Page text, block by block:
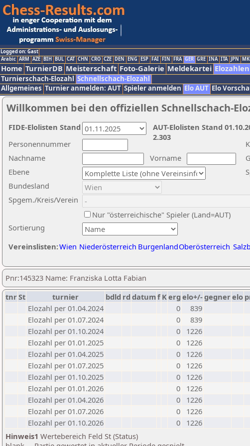
Logged on: Gast
Arabic ARM AZE BIH BUL CAT CHN CRO CZE DEN ENG ESP FAI FIN FRA GER GRE INA ITA JPN
Home TurnierDB Meisterschaft Foto-Galerie Meldekartei Elozahlen
Turnierschach-Elozahl Schnellschach-Elozahl
Allgemeines Turnier anmelden: AUT Spieler anmelden Elo AUT Elo
Willkommen bei den offiziellen Schnellschach-
Nachname
Vorname
Ebene
Sortierung
Personennummer
Bundesland
Spgem./Kreis/Verein
Nur "österreichische" Spieler (Land=AUT)
Vereinslisten:Wien Niederösterreich BurgenlandOberösterreich
AUT-Elolisten Stand
2.303
FIDE-Elolisten Stand
Pnr:145323 Name: Franziska Lotta Fabian
tnrSt turnier bdld rd datumf Kerg elo+/-gegnerelo
Elozahl per 01.04.2024
0
839
Elozahl per 01.07.2024
0
839
Elozahl per 01.10.2024
0
1226
Elozahl per 01.01.2025
0
1226
Elozahl per 01.04.2025
0
1226
Elozahl per 01.07.2025
0
1226
Elozahl per 01.10.2025
0
1226
Elozahl per 01.01.2026
0
1226
Elozahl per 01.04.2026
0
1226
Elozahl per 01.07.2026
0
1226
Elozahl per 01.10.2026
0
1226
Hinweis1 Wertebereich Feld St (Status)